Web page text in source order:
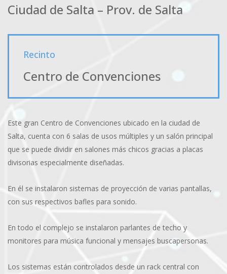
Ciudad de Salta – Prov. de Salta
Recinto
Centro de Convenciones
Este gran Centro de Convenciones ubicado en la ciudad de
Salta, cuenta con 6 salas de usos múltiples y un salón principal
que se puede dividir en salones más chicos gracias a placas
divisorias especialmente diseñadas.
En él se instalaron sistemas de proyección de varias pantallas,
con sus respectivos bafles para sonido.
En todo el complejo se instalaron parlantes de techo y
monitores para música funcional y mensajes buscapersonas.
Los sistemas están controlados desde un rack central con